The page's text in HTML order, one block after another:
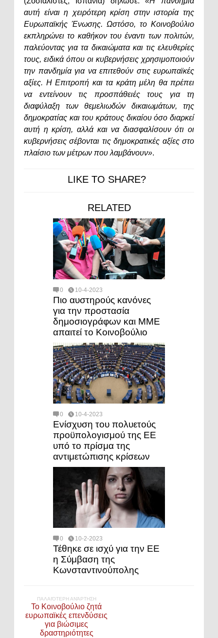
αυτή είναι η χειρότερη κρίση στην ιστορία της
Ευρωπαϊκής Ένωσης. Ωστόσο, το Κοινοβούλιο
εκπληρώνει το καθήκον του έναντι των πολιτών,
παλεύοντας για τα δικαιώματα και τις ελευθερίες
τους, ειδικά όπου οι κυβερνήσεις χρησιμοποιούν
την πανδημία για να επιτεθούν στις ευρωπαϊκές
αξίες. Η Επιτροπή και τα κράτη μέλη θα πρέπει
να εντείνουν τις προσπάθειές τους για τη
διαφύλαξη των θεμελιωδών δικαιωμάτων, της
δημοκρατίας και του κράτους δικαίου όσο διαρκεί
αυτή η κρίση, αλλά και να διασφαλίσουν ότι οι
κυβερνήσεις σέβονται τις δημοκρατικές αξίες στο
πλαίσιο των μέτρων που λαμβάνουν».
LIKE TO SHARE?
RELATED
0 10-4-2023
Πιο αυστηρούς κανόνες
για την προστασία
δημοσιογράφων και MME
απαιτεί το Κοινοβούλιο
0 10-4-2023
Ενίσχυση του πολυετούς
προϋπολογισμού της ΕΕ
υπό το πρίσμα της
αντιμετώπισης κρίσεων
0 10-2-2023
Τέθηκε σε ισχύ για την ΕΕ
η Σύμβαση της
Κωνσταντινούπολης
ΠΑΛΑΙΌΤΕΡΗ ΑΝΆΡΤΗΣΗ
Το Κοινοβούλιο ζητά
ευρωπαϊκές επενδύσεις
για βιώσιμες
δραστηριότητες